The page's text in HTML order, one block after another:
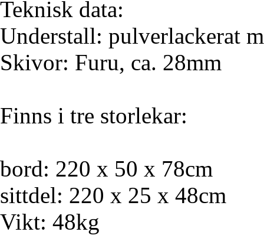
Teknisk data:
Understall: pulverlackerat
Skivor: Furu, ca. 28mm
Finns i tre storlekar:
bord: 220 x 50 x 78cm
sittdel: 220 x 25 x 48cm
Vikt: 48kg